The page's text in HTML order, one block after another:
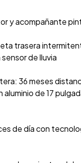
y acompañante
trasera
de lluvia
36 meses
de 17
de día con